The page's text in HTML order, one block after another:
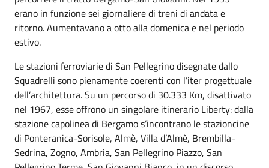
erano in funzione sei giornaliere di treni di andata e
ritorno. Aumentavano a otto alla domenica e nel periodo
estivo.
Le stazioni ferroviarie di San Pellegrino disegnate dallo
Squadrelli sono pienamente coerenti con l’iter progettuale
dell’architettura. Su un percorso di 30.333 Km, disattivato
nel 1967, esse offrono un singolare itinerario Liberty: dalla
stazione capolinea di Bergamo s’incontrano le stazioncine
di Ponteranica-Sorisole, Almè, Villa d’Almè, Brembilla-
Sedrina, Zogno, Ambria, San Pellegrino Piazzo, San